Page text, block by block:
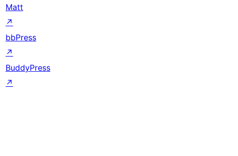
Matt
↗
bbPress
↗
BuddyPress
↗